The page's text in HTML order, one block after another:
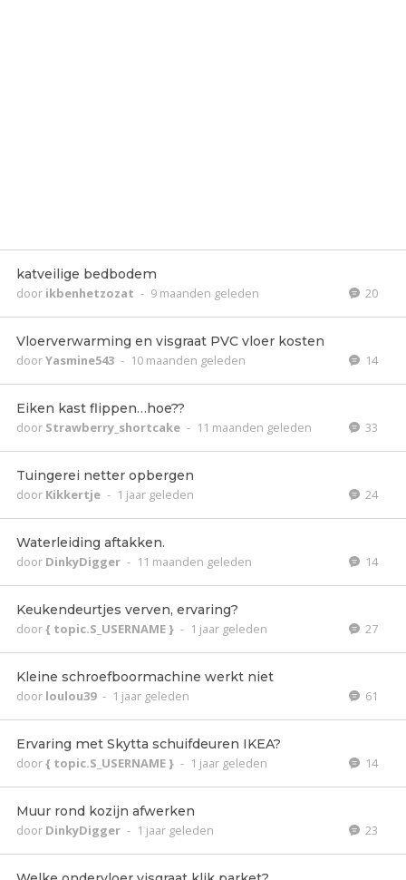
katveilige bedbodem
door ikbenhetzozat - 9 maanden geleden 20
Vloerverwarming en visgraat PVC vloer kosten
doorYasmine543 - 10 maanden geleden 14
Eiken kast flippen…hoe??
door Strawberry_shortcake - 11 maanden geleden 33
Tuingerei netter opbergen
door Kikkertje - 1 jaar geleden 24
Waterleiding aftakken.
door DinkyDigger - 11 maanden geleden 14
Keukendeurtjes verven, ervaring?
door{ topic.S_USERNAME } - 1 jaar geleden 27
Kleine schroefboormachine werkt niet
door loulou39 - 1 jaar geleden 61
Ervaring met Skytta schuifdeuren IKEA?
door{ topic.S_USERNAME } - 1 jaar geleden 14
Muur rond kozijn afwerken
door DinkyDigger - 1 jaar geleden 23